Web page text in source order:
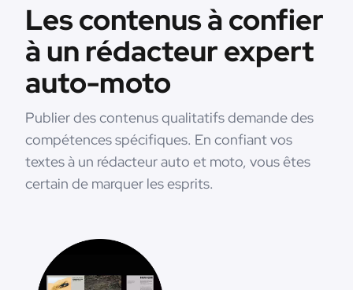
Les contenus à confier
à un rédacteur expert
auto-moto
Publier des contenus qualitatifs demande des
compétences spécifiques. En confiant vos
textes à un rédacteur auto et moto, vous êtes
certain de marquer les esprits.